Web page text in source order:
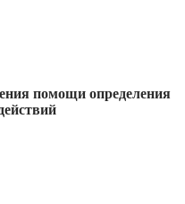
помощи определения